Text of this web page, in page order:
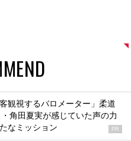
観視するバロメーター」柔道
角田夏実が感じていた声の力
なミッション
PR